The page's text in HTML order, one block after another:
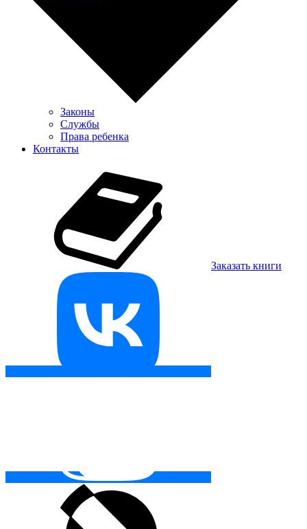
Законы
Службы
Права ребенка
Контакты
Заказать книги